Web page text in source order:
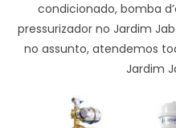
condicionado, bomba
pressurizador no Jardim
no assunto, atendemos
Jardim